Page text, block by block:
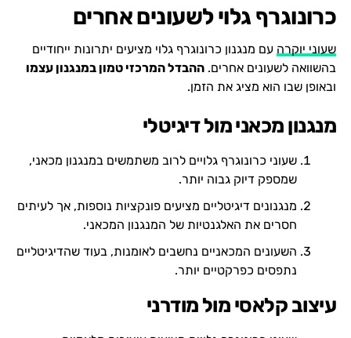
כרונוגרף גלוי לשעונים אחרים
שעוני יוקרה עם מנגנון כרונוגרף גלוי מציעים יתרונות ייחודיים
בהשוואה לשעונים אחרים. ההבדל המרכזי טמון במנגנון עצמו
ובאופן שבו הוא מציג את הזמן.
מנגנון מכאני מול דיגיטלי
שעוני כרונוגרף גלויים לרוב משתמשים במנגנון מכאני,
שמספק דיוק גבוה יותר.
מנגנונים דיגיטליים מציעים פונקציות נוספות, אך לעיתים
חסרים את האלגנטיות של המנגנון המכאני.
השעונים המכאניים נחשבים לאומנות, בעוד שהדיגיטליים
נתפסים כפרקטיים יותר.
עיצוב קלאסי מול מודרני